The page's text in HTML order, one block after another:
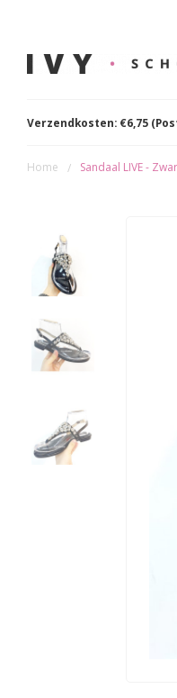
Verzendkosten: €6,75
Home / Sandaal LIVE -